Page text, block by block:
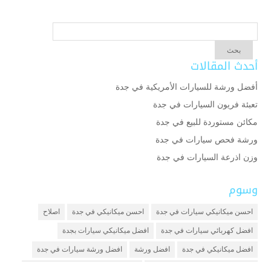
أحدث المقالات
أفضل ورشة للسيارات الأمريكية في جدة
تعبئة فريون السيارات في جدة
مكائن مستوردة للبيع في جدة
ورشة فحص سيارات في جدة
وزن اذرعة السيارات في جدة
وسوم
احسن ميكانيكي سيارات في جدة احسن ميكانيكي في جدة اصلاح
افضل كهربائي سيارات في جدة افضل ميكانيكي سيارات بجدة
افضل ميكانيكي في جدة افضل ورشة افضل ورشة سيارات في جدة